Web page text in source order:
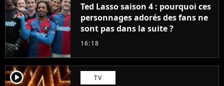
Ted Lasso saison 4 : pourquoi ces
personnages adorés des fans ne
sont pas dans la suite ?
16:18
player2 TV